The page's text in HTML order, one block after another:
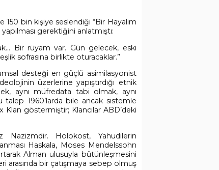
150 bin kişiye seslendiği “Bir Hayalim
gerektiğini anlatmıştı:
Bir rüyam var. Gün gelecek, eski
sofrasına birlikte oturacaklar.”
desteği en güçlü asimilasyonist
üzerlerine yapıştırdığı etnik
aynı müfredata tabi olmak, aynı
1960’larda bile ancak sistemle
göstermiştir; Klancılar ABD’deki
Nazizmdir. Holokost, Yahudilerin
Haskala, Moses Mendelssohn
Alman ulusuyla bütünleşmesini
arasında bir çatışmaya sebep olmuş